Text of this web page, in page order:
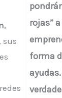
rojas”
forma
,
, sus